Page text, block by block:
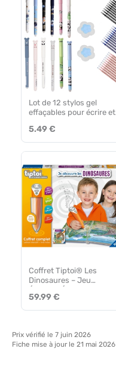
Lot de 12 stylos gel
effaçables pour écrire et
5.49 €
Coffret Tiptoi® Les
Dinosaures – Jeu
59.99 €
Prix vérifié le 7 juin 2026
Fiche mise à jour le 21 mai 2026